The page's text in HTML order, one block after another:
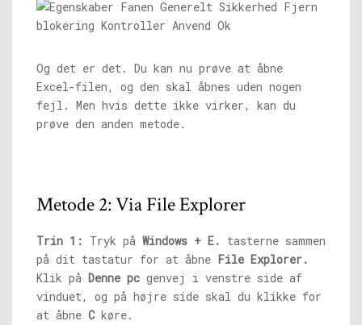
Og det er det. Du kan nu prøve at åbne
Excel-filen, og den skal åbnes uden nogen
fejl. Men hvis dette ikke virker, kan du
prøve den anden metode.
Metode 2: Via File Explorer
Trin 1: Tryk på Windows + E. tasterne sammen
på dit tastatur for at åbne File Explorer.
Klik på Denne pc genvej i venstre side af
vinduet, og på højre side skal du klikke for
at åbne Ckøre.